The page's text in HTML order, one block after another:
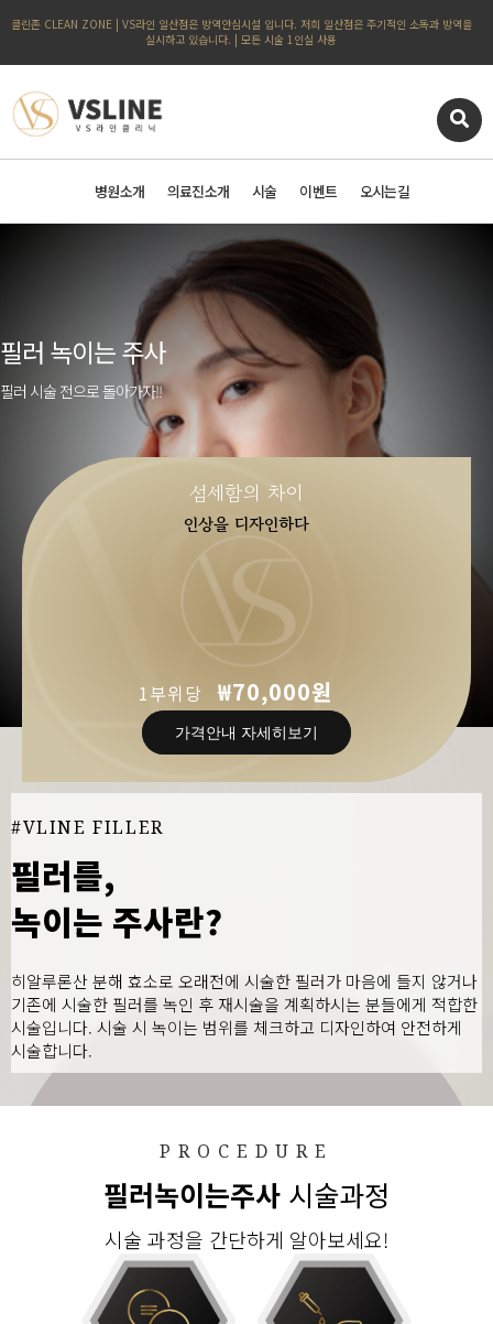
클린존 CLEAN ZONE | VS라인 일산점은 방역안심시설 입니다. 저희 일산점은 주기적인 소독과 방역을
실시하고 있습니다. | 모든 시술 1인실 사용
병원소개 의료진소개 시술 이벤트 오시는길
필러 녹이는 주사
필러 시술 전으로 돌아가자!!
섬세함의 차이
인상을 디자인하다
1부위당 ₩70,000원
가격안내 자세히보기
#VLINE FILLER
필러를,
녹이는 주사란?
히알루론산 분해 효소로 오래전에 시술한 필러가 마음에 들지 않거나
기존에 시술한 필러를 녹인 후 재시술을 계획하시는 분들에게 적합한
시술입니다. 시술 시 녹이는 범위를 체크하고 디자인하여 안전하게
시술합니다.
PROCEDURE
필러녹이는주사 시술과정
시술 과정을 간단하게 알아보세요!